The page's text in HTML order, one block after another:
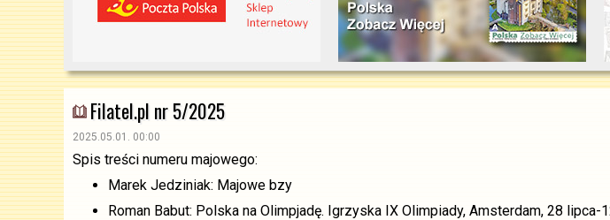
Filatel.pl nr 5/2025
2025.05.01. 00:00
Spis treści numeru majowego:
Marek Jedziniak: Majowe bzy
Roman Babut: Polska na Olimpjadę. Igrzyska IX Olimpiady, Amsterdam, 28 lipca-